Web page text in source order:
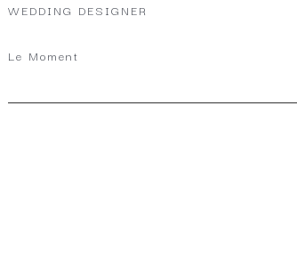
WEDDING DESIGNER
Le Moment